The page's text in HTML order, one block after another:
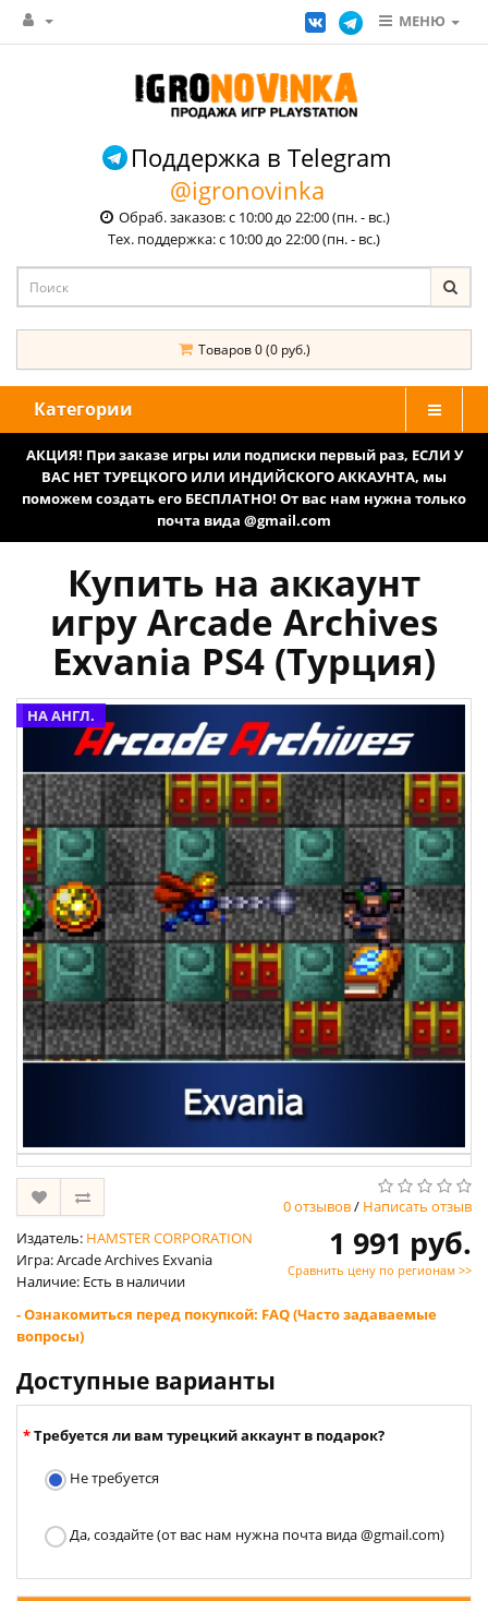
МЕНЮ
Поддержка в Telegram
@igronovinka
Обраб. заказов: с 10:00 до 22:00 (пн. - вс.)
Тех. поддержка: с 10:00 до 22:00 (пн. - вс.)
Товаров 0 (0 руб.)
Категории
АКЦИЯ! При заказе игры или подписки первый раз, ЕСЛИ У
ВАС НЕТ ТУРЕЦКОГО ИЛИ ИНДИЙСКОГО АККАУНТА, мы
поможем создать его БЕСПЛАТНО! От вас нам нужна только
почта вида @gmail.com
Купить на аккаунт
игру Arcade Archives
Exvania PS4 (Турция)
НА АНГЛ.
0 отзывов/ Написать отзыв
Издатель: HAMSTER CORPORATION
Игра: Arcade Archives Exvania
Наличие: Есть в наличии
1 991 руб.
Сравнить цену по регионам >>
- Ознакомиться перед покупкой: FAQ (Часто задаваемые
вопросы)
Доступные варианты
Требуется ли вам турецкий аккаунт в подарок?
Не требуется
Да, создайте (от вас нам нужна почта вида @gmail.com)